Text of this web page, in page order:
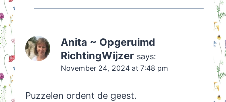
Anita ~ Opgeruimd
RichtingWijzer says:
November 24, 2024 at 7:48 pm
Puzzelen ordent de geest.